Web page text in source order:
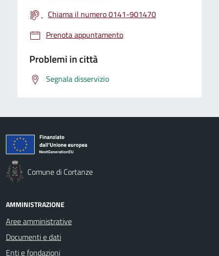
Chiama il numero 0141-901470
Prenota appuntamento
Problemi in città
Segnala disservizio
Comune di Cortanze
AMMINISTRAZIONE
Aree amministrative
Documenti e dati
Enti e fondazioni